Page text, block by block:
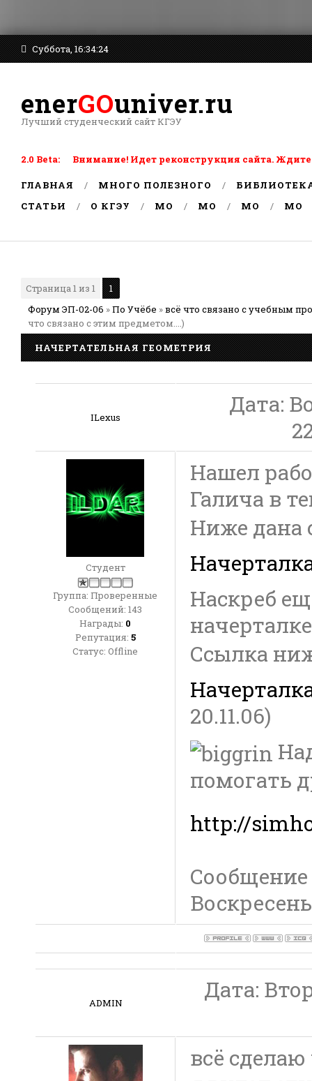
Суббота, 16:34:24
enerGOuniver.ru
Лучший студенческий сайт КГЭУ
2.0 Beta: Внимание! Идет реконструкция сайта. Ждите
ГЛАВНАЯ МНОГО ПОЛЕЗНОГО
СТАТЬИ
О КГЭУ MO MO MO MO
Страница1из 1
1
Форум ЭП-02-06 »По Учёбе »всё что связано с учебным
что связано с этим предметом....)
НАЧЕРТАТЕЛЬНАЯ ГЕОМЕТРИЯ
ILexus
Дата:
Студент
Группа: Проверенные
Сообщений: 143
Награды: 0
Репутация: 5
Статус: Offline
Нашел
Галича в
Ниже дана
Наскреб
Ссылка
20.11.06)
помогать
http://
ADMIN Дата:
всё